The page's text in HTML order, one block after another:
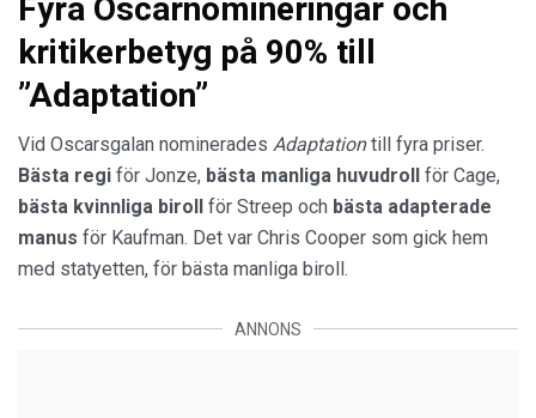
Fyra Oscarnomineringar och
kritikerbetyg på 90% till
”Adaptation”
Vid Oscarsgalan nominerades Adaptationtill fyra priser.
Bästa regi för Jonze, bästa manliga huvudroll för Cage,
bästa kvinnliga biroll för Streep och bästa adapterade
manus för Kaufman. Det var Chris Cooper som gick hem
med statyetten, för bästa manliga biroll.
ANNONS